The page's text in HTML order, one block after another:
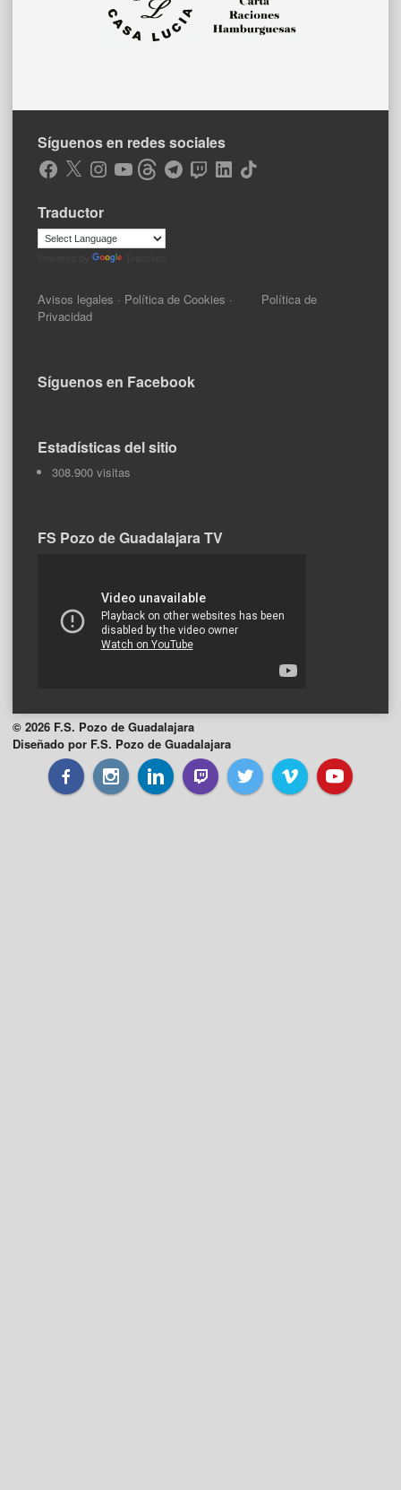
Síguenos en redes sociales
Facebook
X Instagram
YouTubeThreadsTelegramTwitchLinkedIn
TikTok
Traductor
Avisos legales · Política de Cookies · Política de
Privacidad
Síguenos en Facebook
Estadísticas del sitio
308.900 visitas
FS Pozo de Guadalajara TV
© 2026 F.S. Pozo de Guadalajara
Diseñado por F.S. Pozo de Guadalajara